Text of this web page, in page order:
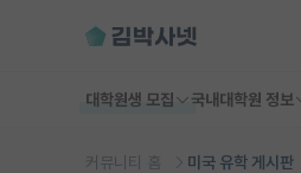
대학원생 모집 국내대학원 정보
커뮤니티 홈 미국 유학 게시판